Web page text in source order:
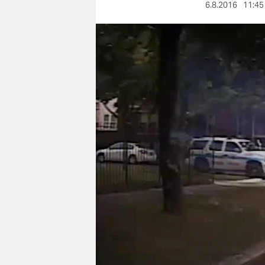
nord
wahrheit
verlag
verlag
veranstaltungen
shop
fragen & hilfe
unterstützen
6.8.2016